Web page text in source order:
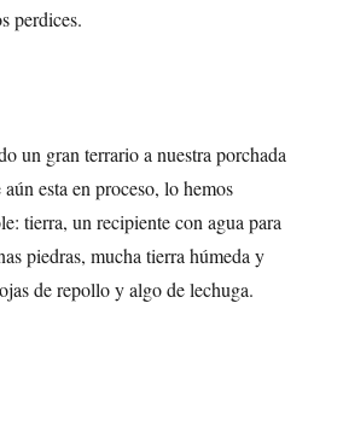
perdices.
un gran terrario a nuestra porchada
esta en proceso, lo hemos
tierra, un recipiente con agua para
piedras, mucha tierra húmeda y
de repollo y algo de lechuga.